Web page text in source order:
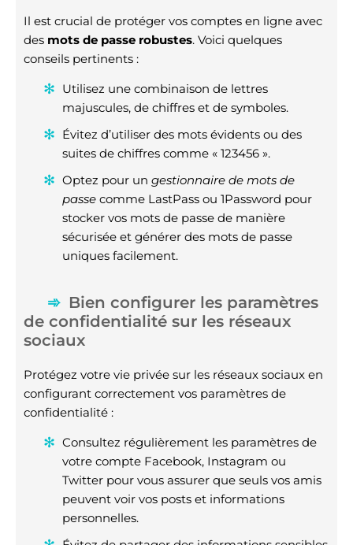
Il est crucial de protéger vos comptes en ligne avec
des mots de passe robustes. Voici quelques
conseils pertinents :
Utilisez une combinaison de lettres
majuscules, de chiffres et de symboles.
Évitez d’utiliser des mots évidents ou des
suites de chiffres comme « 123456 ».
Optez pour un gestionnaire de mots de
passe comme LastPass ou 1Password pour
stocker vos mots de passe de manière
sécurisée et générer des mots de passe
uniques facilement.
Bien configurer les paramètres
de confidentialité sur les réseaux
sociaux
Protégez votre vie privée sur les réseaux sociaux en
configurant correctement vos paramètres de
confidentialité :
Consultez régulièrement les paramètres de
votre compte Facebook, Instagram ou
Twitter pour vous assurer que seuls vos amis
peuvent voir vos posts et informations
personnelles.